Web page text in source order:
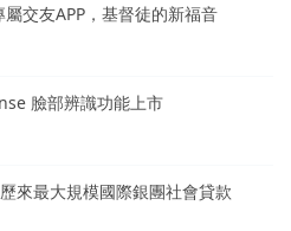
屬交友APP，基督徒的新福音
臉部辨識功能上市
來最大規模國際銀團社會貸款